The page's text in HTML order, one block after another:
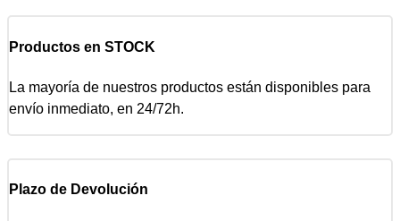
Productos en STOCK
La mayoría de nuestros productos están disponibles para
envío inmediato, en 24/72h.
Plazo de Devolución